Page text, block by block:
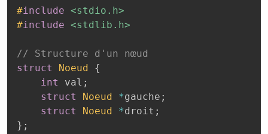
#include <stdio.h>
#include <stdlib.h>
// Structure d'un nœud
struct
Noeud
{
int
val ;
struct
Noeud *gauche ;
struct
Noeud *droit ;
} ;